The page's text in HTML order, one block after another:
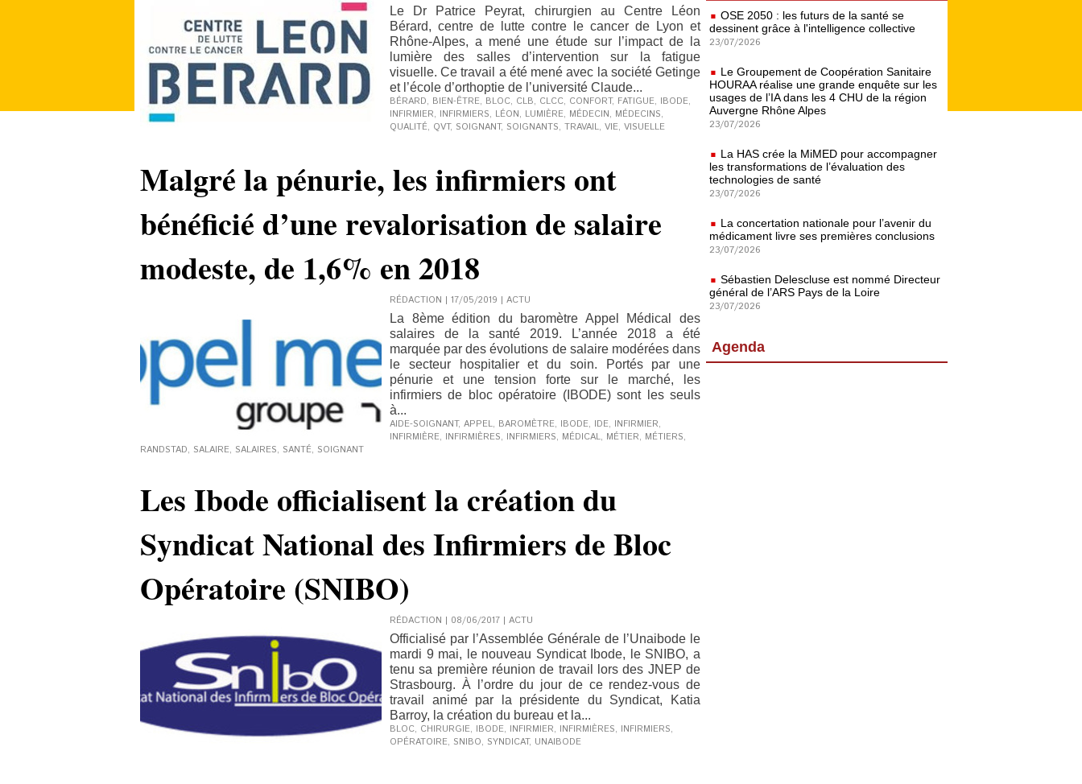
Le Dr Patrice Peyrat, chirurgien au Centre Léon
Bérard, centre de lutte contre le cancer de Lyon et
Rhône-Alpes, a mené une étude sur l’impact de la
lumière des salles d’intervention sur la fatigue
visuelle. Ce travail a été mené avec la société Getinge
et l’école d’orthoptie de l’université Claude...
BÉRARD, BIEN-ÊTRE, BLOC, CLB, CLCC, CONFORT, FATIGUE, IBODE,
INFIRMIER, INFIRMIERS, LÉON, LUMIÈRE, MÉDECIN, MÉDECINS,
QUALITÉ, QVT, SOIGNANT, SOIGNANTS, TRAVAIL, VIE, VISUELLE
Malgré la pénurie, les infirmiers ont
bénéficié d’une revalorisation de salaire
modeste, de 1,6% en 2018
RÉDACTION | 17/05/2019 | ACTU
La 8ème édition du baromètre Appel Médical des
salaires de la santé 2019. L’année 2018 a été
marquée par des évolutions de salaire modérées dans
le secteur hospitalier et du soin. Portés par une
pénurie et une tension forte sur le marché, les
infirmiers de bloc opératoire (IBODE) sont les seuls
à...
AIDE-SOIGNANT, APPEL, BAROMÈTRE, IBODE, IDE, INFIRMIER,
INFIRMIÈRE, INFIRMIÈRES, INFIRMIERS, MÉDICAL, MÉTIER, MÉTIERS,
RANDSTAD, SALAIRE, SALAIRES, SANTÉ, SOIGNANT
Les Ibode officialisent la création du
Syndicat National des Infirmiers de Bloc
Opératoire (SNIBO)
RÉDACTION | 08/06/2017 | ACTU
Officialisé par l’Assemblée Générale de l’Unaibode le
mardi 9 mai, le nouveau Syndicat Ibode, le SNIBO, a
tenu sa première réunion de travail lors des JNEP de
Strasbourg. À l’ordre du jour de ce rendez-vous de
travail animé par la présidente du Syndicat, Katia
Barroy, la création du bureau et la...
BLOC, CHIRURGIE, IBODE, INFIRMIER, INFIRMIÈRES, INFIRMIERS,
OPÉRATOIRE, SNIBO, SYNDICAT, UNAIBODE
OSE 2050 : les futurs de la santé se
dessinent grâce à l'intelligence collective
23/07/2026
Le Groupement de Coopération Sanitaire
HOURAA réalise une grande enquête sur les
usages de l’IA dans les 4 CHU de la région
Auvergne Rhône Alpes
23/07/2026
La HAS crée la MiMED pour accompagner
les transformations de l’évaluation des
technologies de santé
23/07/2026
La concertation nationale pour l’avenir du
médicament livre ses premières conclusions
23/07/2026
Sébastien Delescluse est nommé Directeur
général de l’ARS Pays de la Loire
23/07/2026
Agenda